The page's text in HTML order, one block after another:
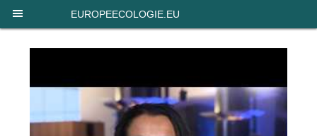
EUROPEECOLOGIE.EU